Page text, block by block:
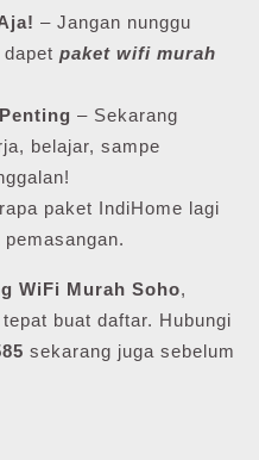
– Jangan nunggu
paket wifi murah
– Sekarang
belajar, sampe
paket IndiHome lagi
WiFi Murah Soho,
buat daftar. Hubungi
sekarang juga sebelum